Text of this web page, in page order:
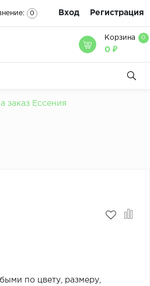
0 Вход Регистрация
Корзина 0
0 ₽
заказ Ессения
по цвету, размеру,